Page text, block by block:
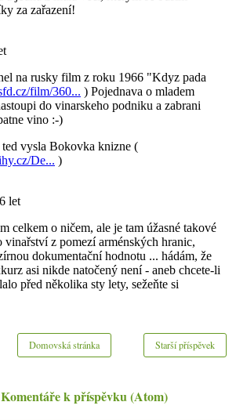
Starší příspěvek
Domovská stránka
Komentáře k příspěvku (Atom)